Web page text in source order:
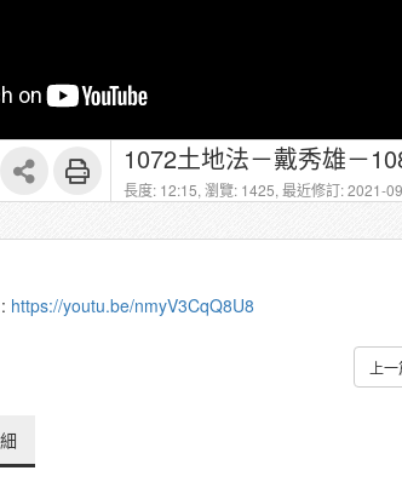
1072土地法－戴秀雄－
長度: 12:15, 瀏覽: 1425, 最近修訂: 2021-
https://youtu.be/nmyV3CqQ8U8
上